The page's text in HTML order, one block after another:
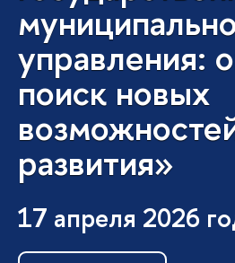
управления:
поиск новых
развития»
17 апреля 2026